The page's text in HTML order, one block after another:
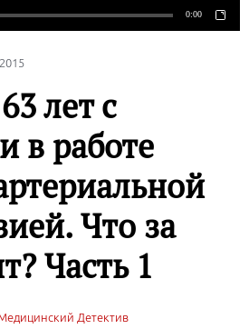
лет с
в работе
Что за
Часть 1
Детектив